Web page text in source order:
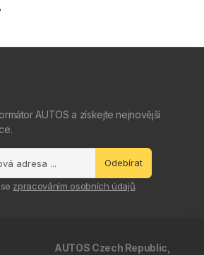
AUTOS a získejte nejnovější
Odebírat
zpracováním osobních údajů.
AUTOS Czech Republic,